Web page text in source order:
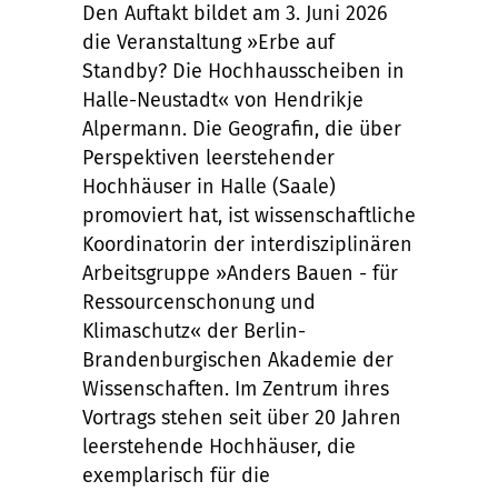
Den Auftakt bildet am 3. Juni 2026
die Veranstaltung »Erbe auf
Standby? Die Hochhausscheiben in
Halle-Neustadt« von Hendrikje
Alpermann. Die Geografin, die über
Perspektiven leerstehender
Hochhäuser in Halle (Saale)
promoviert hat, ist wissenschaftliche
Koordinatorin der interdisziplinären
Arbeitsgruppe »Anders Bauen - für
Ressourcenschonung und
Klimaschutz« der Berlin-
Brandenburgischen Akademie der
Wissenschaften. Im Zentrum ihres
Vortrags stehen seit über 20 Jahren
leerstehende Hochhäuser, die
exemplarisch für die